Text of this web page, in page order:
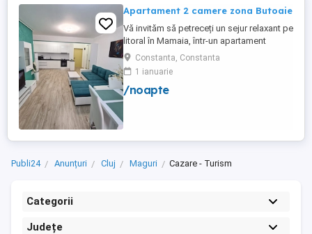
Apartament 2 camere zona Butoaie
Vă invităm să petreceți un sejur relaxant pe
litoral în Mamaia, într-un apartament
modern, situat în complexul Moonlight,
Residence, zona centrală una dintre cele
mai căutate locații din stațiune. Locație
excelentă la doar câțiva pași de plajă,
Constanta, Constanta
1 ianuarie
/noapte
Publi24 Anunțuri Cluj Maguri Cazare - Turism
Categorii
Județe